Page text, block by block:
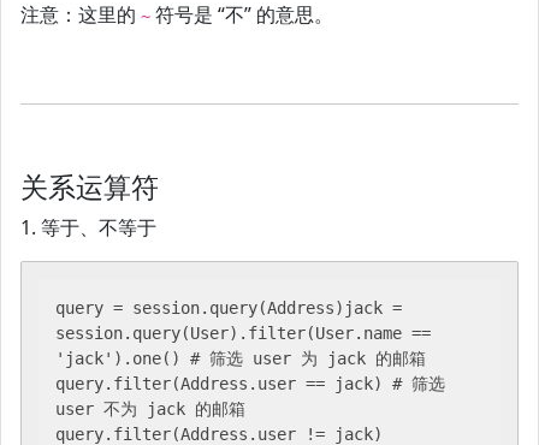
注意：这里的 ~ 符号是 “不” 的意思。
关系运算符
1. 等于、不等于
query = session.query(Address)jack =
session.query(User).filter(User.name ==
'jack').one() # 筛选 user 为 jack 的邮箱
query.filter(Address.user == jack) # 筛选
user 不为 jack 的邮箱
query.filter(Address.user != jack)